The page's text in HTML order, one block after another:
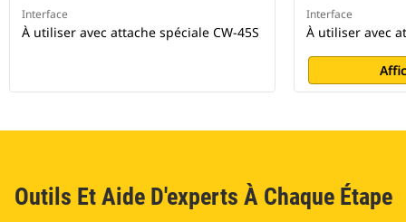
Interface
À utiliser avec attache spéciale CW-45S
Interface
À utiliser avec
Outils Et Aide D'experts À Chaque Étape